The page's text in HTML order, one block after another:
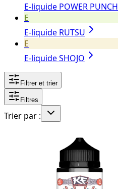
E-liquide POWER PUNCH
E
E-liquide RUTSU
E
E-liquide SHOJO
Filtrer et trier
Filtres
Trier par :